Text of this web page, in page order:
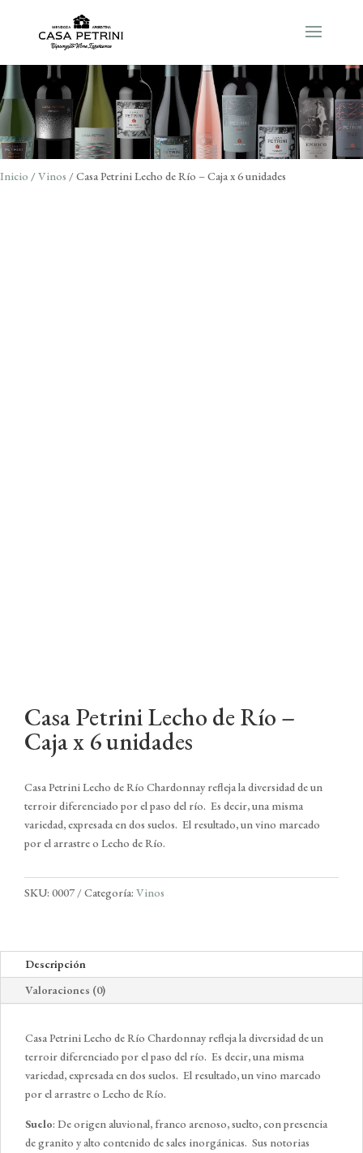
Inicio /Vinos / Casa Petrini Lecho de Río – Caja x 6 unidades
Casa Petrini Lecho de Río –
Caja x 6 unidades
Casa Petrini Lecho de Río Chardonnay refleja la diversidad de un
terroir diferenciado por el paso del río. Es decir, una misma
variedad, expresada en dos suelos. El resultado, un vino marcado
por el arrastre o Lecho de Río.
SKU: 0007 Categoría: Vinos
Descripción
Valoraciones (0)
Casa Petrini Lecho de Río Chardonnay refleja la diversidad de un
terroir diferenciado por el paso del río. Es decir, una misma
variedad, expresada en dos suelos. El resultado, un vino marcado
por el arrastre o Lecho de Río.
Suelo: De origen aluvional, franco arenoso, suelto, con presencia
de granito y alto contenido de sales inorgánicas. Sus notorias